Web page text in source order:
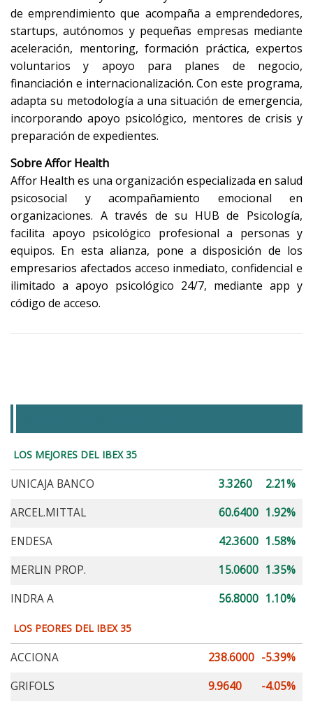
de emprendimiento que acompaña a emprendedores,
startups, autónomos y pequeñas empresas mediante
aceleración, mentoring, formación práctica, expertos
voluntarios y apoyo para planes de negocio,
financiación e internacionalización. Con este programa,
adapta su metodología a una situación de emergencia,
incorporando apoyo psicológico, mentores de crisis y
preparación de expedientes.
Sobre Affor Health
Affor Health es una organización especializada en salud
psicosocial y acompañamiento emocional en
organizaciones. A través de su HUB de Psicología,
facilita apoyo psicológico profesional a personas y
equipos. En esta alianza, pone a disposición de los
empresarios afectados acceso inmediato, confidencial e
ilimitado a apoyo psicológico 24/7, mediante app y
código de acceso.
LOS MEJORES DEL IBEX 35
UNICAJA BANCO 3.3260
2.21%
ARCEL.MITTAL
60.6400 1.92%
ENDESA
42.3600 1.58%
MERLIN PROP.
15.0600 1.35%
INDRA A
56.8000 1.10%
LOS PEORES DEL IBEX 35
ACCIONA 238.6000 -5.39%
GRIFOLS
9.9640
-4.05%